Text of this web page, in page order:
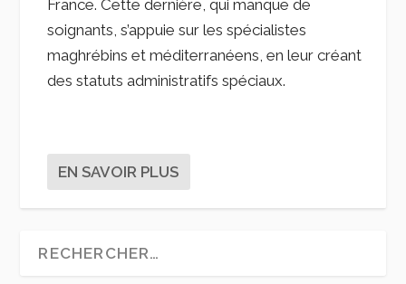
France. Cette dernière, qui manque de
soignants, s’appuie sur les spécialistes
maghrébins et méditerranéens, en leur créant
des statuts administratifs spéciaux.
EN SAVOIR PLUS